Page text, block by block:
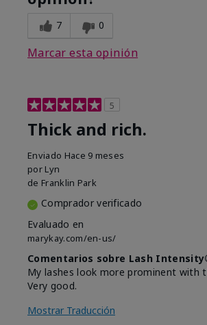
7 0
Marcar esta opinión
5
Thick and rich.
Enviado Hace 9 meses
por Lyn
de Franklin Park
Comprador verificado
Evaluado en
marykay.com/en-us/
Comentarios sobre Lash
My lashes look more prominent with
Very good.
Mostrar Traducción